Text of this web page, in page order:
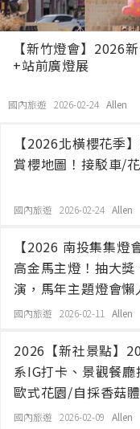
【新竹燈會】2026
+站前廣燈展
國內旅遊 2026-02-24 Allen
【2026北橫櫻花季
賞櫻地圖！接駁車/
國內旅遊 2026-02-24 Allen
【2026 南投集集燈
高金馬主燈！抽大獎
演，馬年主題燈會懶
國內旅遊 2026-02-11 Allen
2026【新社景點】
系IG打卡、景觀餐廳
歐式花園/自採香菇
茶/賞花
國內旅遊 2026-02-09 Allen